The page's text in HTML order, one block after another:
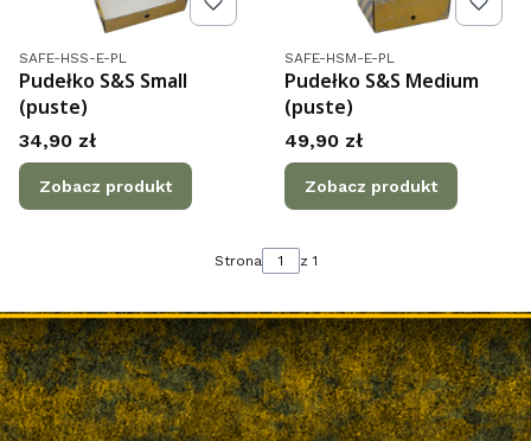
Kod produktu
SAFE-HSS-E-PL
Pudełko S&S Small
(puste)
Cena
34,90 zł
Zobacz produkt
Kod produktu
SAFE-HSM-E-PL
Pudełko S&S Medium
(puste)
Cena
49,90 zł
Zobacz produkt
Strona z 1